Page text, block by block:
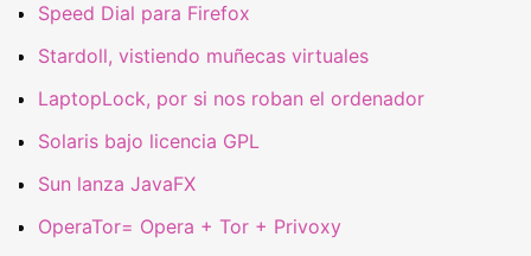
Speed Dial para Firefox
Stardoll, vistiendo muñecas virtuales
LaptopLock, por si nos roban el ordenador
Solaris bajo licencia GPL
Sun lanza JavaFX
OperaTor= Opera + Tor + Privoxy